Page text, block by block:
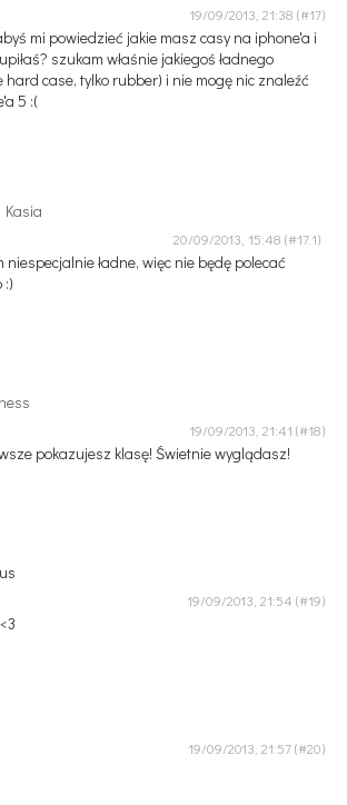
19/09/2013, 21:38
mi powiedzieć jakie masz casy na iphone'a i
szukam właśnie jakiegoś ładnego
hard case, tylko rubber) i nie mogę nic znaleźć
5 :(
20/09/2013, 15:48
niespecjalnie ładne, więc nie będę polecać
:)
19/09/2013, 21:41
pokazujesz klasę! Świetnie wyglądasz!
19/09/2013, 21:54
19/09/2013, 21:57